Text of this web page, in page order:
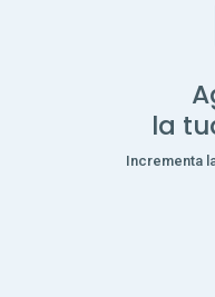
la
Incrementa